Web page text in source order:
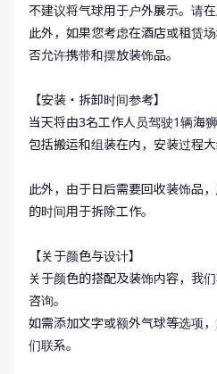
不建议将气球用于户外展示。请在
此外，如果您考虑在酒店或租赁
否允许携带和摆放装饰品。
【安装・拆卸时间参考】
当天将由3名工作人员驾驶1辆海
包括搬运和组装在内，安装过程大
此外，由于日后需要回收装饰品
的时间用于拆除工作。
【关于颜色与设计】
关于颜色的搭配及装饰内容，我
咨询。
如需添加文字或额外气球等选项
们联系。